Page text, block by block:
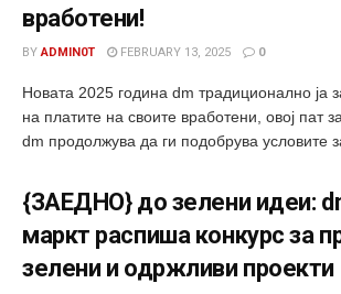
вработени!
BY ADMIN0T FEBRUARY 13, 2025 0
Новата 2025 година dm традиционално ја
на платите на своите вработени, овој пат
dm продолжува да ги подобрува условите
{ЗАЕДНО} до зелени идеи:
маркт распиша конкурс за
зелени и одржливи проекти